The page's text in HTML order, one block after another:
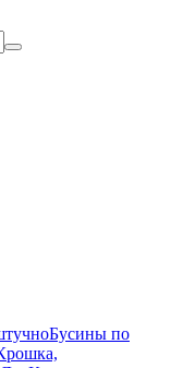
Бусины по